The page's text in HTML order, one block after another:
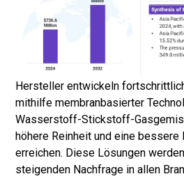
Hersteller entwickeln
mithilfe membranbasierter
Wasserstoff-Stickstoff-
höhere Reinheit und eine
erreichen. Diese Lösungen
steigenden Nachfrage in allen